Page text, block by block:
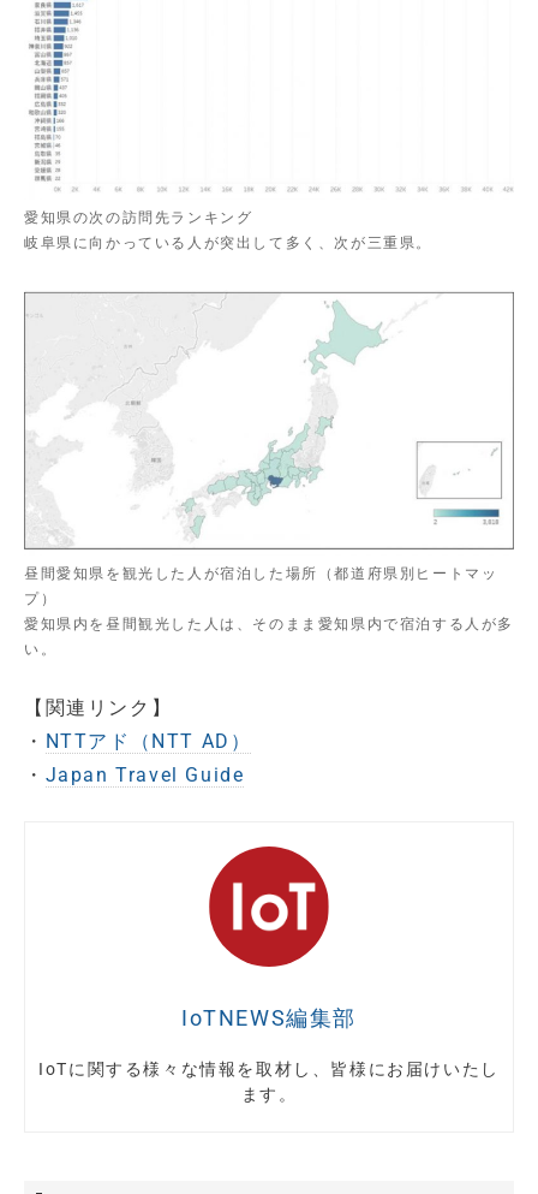
愛知県の次の訪問先ランキング
岐阜県に向かっている人が突出して多く、次が三重県。
昼間愛知県を観光した人が宿泊した場所（都道府県別ヒートマッ
プ）
愛知県内を昼間観光した人は、そのまま愛知県内で宿泊する人が多
い。
【関連リンク】
・ NTTアド（NTT AD）
・ Japan Travel Guide
IoTNEWS編集部
IoTに関する様々な情報を取材し、皆様にお届けいたし
ます。